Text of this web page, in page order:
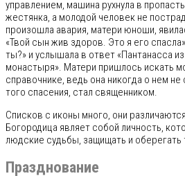
управлением, машина рухнула в
жестянка, а молодой человек не
произошла авария, матери юноши,
«Твой сын жив здоров. Это я его
ты?» и услышала в ответ «Пантанасса
монастыря». Матери пришлось искать
справочнике, ведь она никогда о нем
того спасения, стал священником.
Списков с иконы много, они
Богородица являет собой личность,
людские судьбы, защищать и оберегать
Празднование